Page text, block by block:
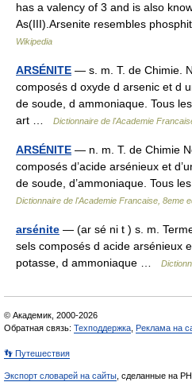
has a valency of 3 and is also
As(III).Arsenite resembles
Wikipedia
ARSÉNITE — s. m. T. de Chimie.
composés d oxyde d arsenic et d
de soude, d ammoniaque. Tous
art …
Dictionnaire de l'Academie
ARSÉNITE — n. m. T. de Chimie
composés d’acide arsénieux et
de soude, d’ammoniaque. Tous
Dictionnaire de l'Academie Francaise, 8eme
arsénite — (ar sé ni t ) s. m.
sels composés d acide arsénieux
potasse, d ammoniaque …
© Академик, 2000-2026
Обратная связь: Техподдержка Реклама на
👣 Путешествия
Экспорт словарей на сайты , сделанные на